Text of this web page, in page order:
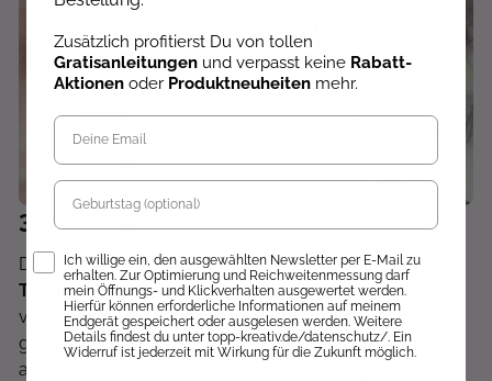
3 Übertragen
Das Übertragen funktioniert ganz leicht: Du drehst das
Transparentpapierum und schraffierst dein Lettering
von hinten mit einemweichen Bleistift (6B). Halte ihn
ganz flach zum Papier, um so flächig wie möglich zu
arbeiten und das Papier nicht zu beschädigen.
Zusätzlich profitierst Du von tollen
Gratisanleitungen und verpasst keine Rabatt-
Aktionen oder Produktneuheiten mehr.
Geburtstag
Opt-InIch willige ein, den ausgewählten Newsletter per E-Mail zu
erhalten. Zur Optimierung und Reichweitenmessung darf
mein Öffnungs- und Klickverhalten ausgewertet werden.
Hierfür können erforderliche Informationen auf meinem
Endgerät gespeichert oder ausgelesen werden. Weitere
Details findest du unter topp-kreativ.de/datenschutz/. Ein
Widerruf ist jederzeit mit Wirkung für die Zukunft möglich.